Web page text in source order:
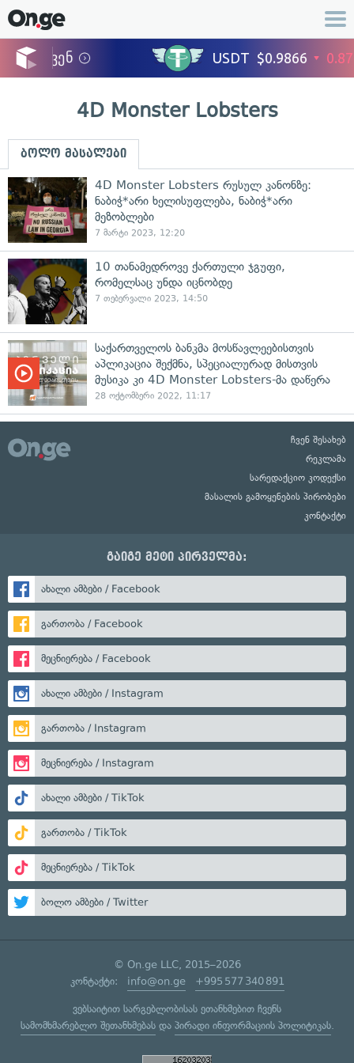
4D Monster Lobsters
ბოლო მასალები
4D Monster Lobsters რუსულ კანონზე:
ნაბიჭ*არი ხელისუფლება, ნაბიჭ*არი
მეზობლები
7 მარტი 2023, 12:20
10 თანამედროვე ქართული ჯგუფი,
რომელსაც უნდა იცნობდე
7 თებერვალი 2023, 14:50
საქართველოს ბანკმა მოსწავლეებისთვის
აპლიკაცია შექმნა, სპეციალურად მისთვის
მუსიკა კი 4D Monster Lobsters-მა დაწერა
28 ოქტომბერი 2022, 11:17
ჩვენ შესახებ
რეკლამა
სარედაქციო კოდექსი
მასალის გამოყენების პირობები
კონტაქტი
გაიგე მეტი პირველმა:
ახალი ამბები / Facebook
გართობა / Facebook
მეცნიერება / Facebook
ახალი ამბები / Instagram
გართობა / Instagram
მეცნიერება / Instagram
ახალი ამბები / TikTok
გართობა / TikTok
მეცნიერება / TikTok
ბოლო ამბები / Twitter
© On.ge LLC, 2015–2026
კონტაქტი: info@on.ge +995 577 340 891
ვებსაიტით სარგებლობისას ეთანხმებით ჩვენს
სამომხმარებლო შეთანხმებასდა პირადი ინფორმაციის პოლიტიკას.